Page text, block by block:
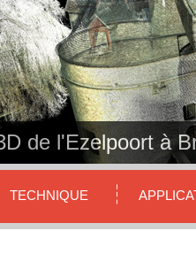
des douanes
TECHNIQUE